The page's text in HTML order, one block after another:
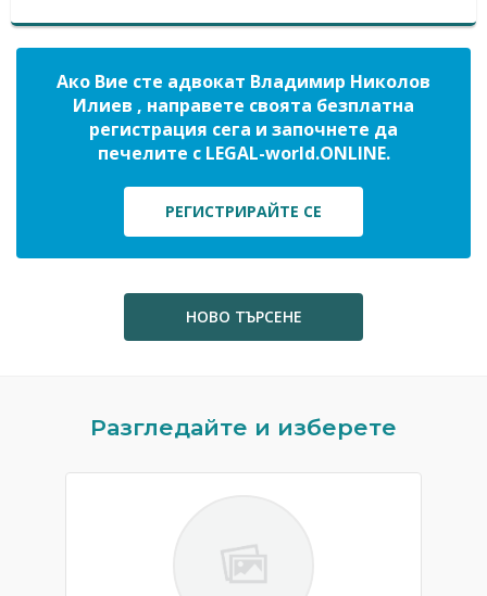
Ако Вие сте адвокат Владимир Николов
Илиев , направете своята безплатна
регистрация сега и започнете да
печелите с LEGAL-world.ONLINE.
РЕГИСТРИРАЙТЕ СЕ
НОВО ТЪРСЕНЕ
Разгледайте и изберете